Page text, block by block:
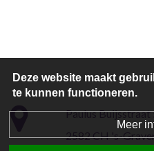
Paulus Buijsstraat
2582 CH 's-
Deze website maakt
te kunnen functioneren.
Meer